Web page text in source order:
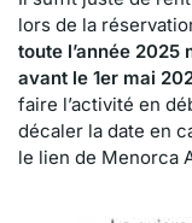
lors de la
toute l’année
avant le 1er mai
faire l’activité en
décaler la date en
le lien de Menorca